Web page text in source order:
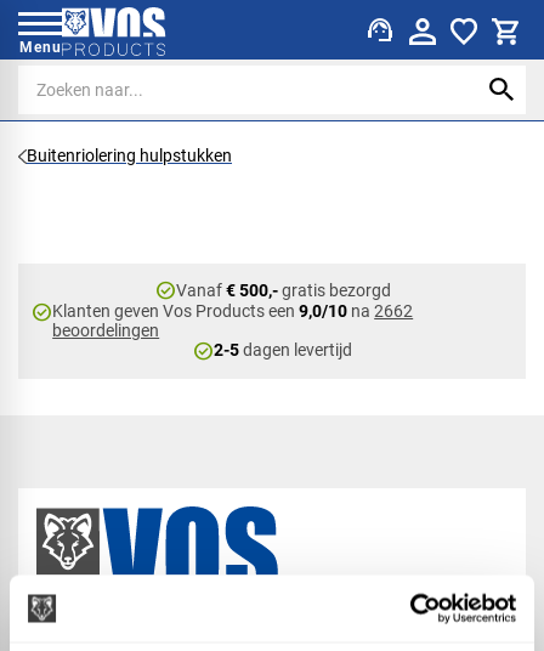
Menu support_agent
Buitenriolering hulpstukken
check_circleVanaf€ 500,-gratis bezorgd
check_circleKlanten geven Vos Products een9,0/10 na2662
beoordelingen
check_circle2-5dagen levertijd